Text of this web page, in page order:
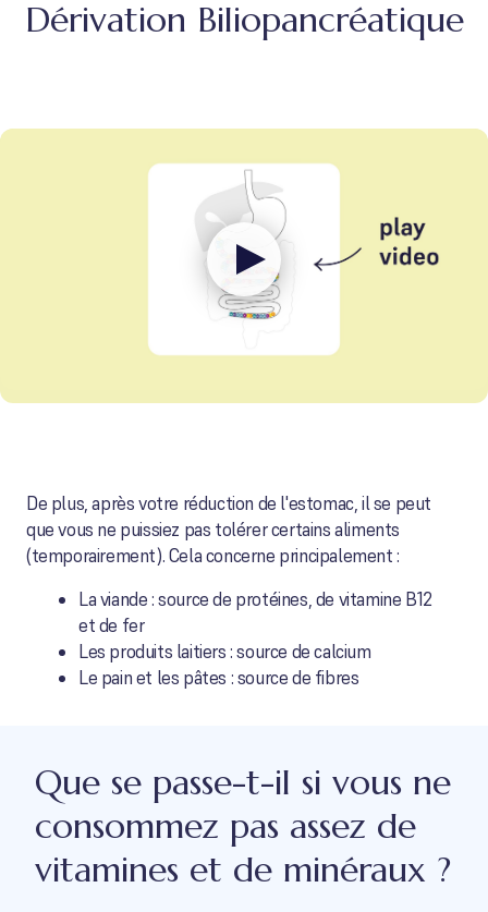
Dérivation Biliopancréatique
De plus, après votre réduction de l'estomac, il se peut
que vous ne puissiez pas tolérer certains aliments
(temporairement). Cela concerne principalement :
La viande : source de protéines, de vitamine B12
et de fer
Les produits laitiers : source de calcium
Le pain et les pâtes : source de fibres
Que se passe-t-il si vous ne
consommez pas assez de
vitamines et de minéraux ?